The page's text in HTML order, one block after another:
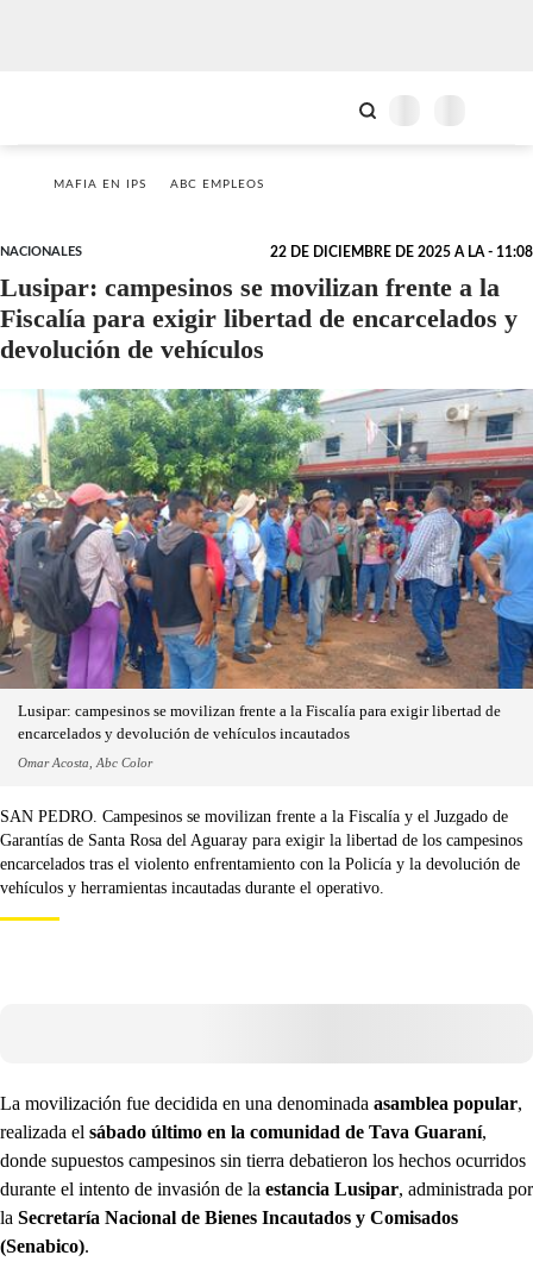
MAFIA EN IPS ABC EMPLEOS
NACIONALES 22 DE DICIEMBRE DE 2025 A LA - 11:08
Lusipar: campesinos se movilizan frente a la
Fiscalía para exigir libertad de encarcelados y
devolución de vehículos
Lusipar: campesinos se movilizan frente a la Fiscalía para exigir libertad de
encarcelados y devolución de vehículos incautados
Omar Acosta, Abc Color
SAN PEDRO. Campesinos se movilizan frente a la Fiscalía y el Juzgado de
Garantías de Santa Rosa del Aguaray para exigir la libertad de los campesinos
encarcelados tras el violento enfrentamiento con la Policía y la devolución de
vehículos y herramientas incautadas durante el operativo.
La movilización fue decidida en una denominada asamblea popular,
realizada el sábado último en la comunidad de Tava Guaraní,
donde supuestos campesinos sin tierra debatieron los hechos ocurridos
durante el intento de invasión de la estancia Lusipar, administrada por
la Secretaría Nacional de Bienes Incautados y Comisados
(Senabico).